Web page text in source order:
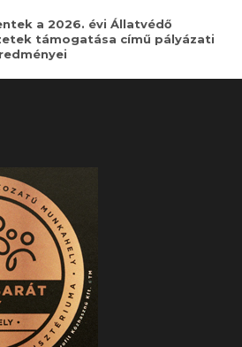
a 2026. évi Állatvédő
támogatása című pályázati